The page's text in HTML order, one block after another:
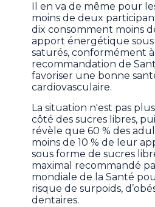
Il en va de même pour
moins de deux
dix consomment moins
apport énergétique
saturés, conformément
recommandation de
favoriser une bonne
cardiovasculaire.
La situation n'est pas
côté des sucres libres,
révèle que 60 % des
moins de 10 % de leur
sous forme de sucres
maximal recommandé
mondiale de la Santé
risque de surpoids,
dentaires.